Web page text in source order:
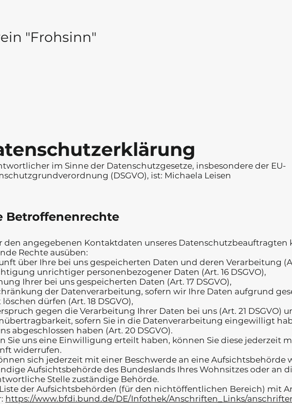
"Frohsinn"
im Sinne der Datenschutzgesetze, insbesondere der EU-
(DSGVO), ist: Michaela Leisen
Betroffenenrechte
den angegebenen Kontaktdaten unseres Datenschutzbeauftragten
Rechte ausüben:
über Ihre bei uns gespeicherten Daten und deren Verarbeitung
unrichtiger personenbezogener Daten (Art. 16 DSGVO),
Ihrer bei uns gespeicherten Daten (Art. 17 DSGVO),
der Datenverarbeitung, sofern wir Ihre Daten aufgrund
dürfen (Art. 18 DSGVO),
gegen die Verarbeitung Ihrer Daten bei uns (Art. 21 DSGVO)
sofern Sie in die Datenverarbeitung eingewilligt
abgeschlossen haben (Art. 20 DSGVO).
Sie uns eine Einwilligung erteilt haben, können Sie diese jederzeit
widerrufen.
sich jederzeit mit einer Beschwerde an eine Aufsichtsbehörde
Aufsichtsbehörde des Bundeslands Ihres Wohnsitzes oder an
Stelle zuständige Behörde.
der Aufsichtsbehörden (für den nichtöffentlichen Bereich) mit
https://www.bfdi.bund.de/DE/Infothek/Anschriften_Links/